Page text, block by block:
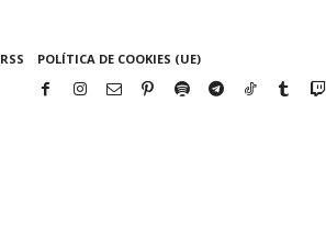
RSS POLÍTICA DE COOKIES (UE)